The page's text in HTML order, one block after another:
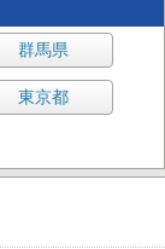
群馬県
東京都